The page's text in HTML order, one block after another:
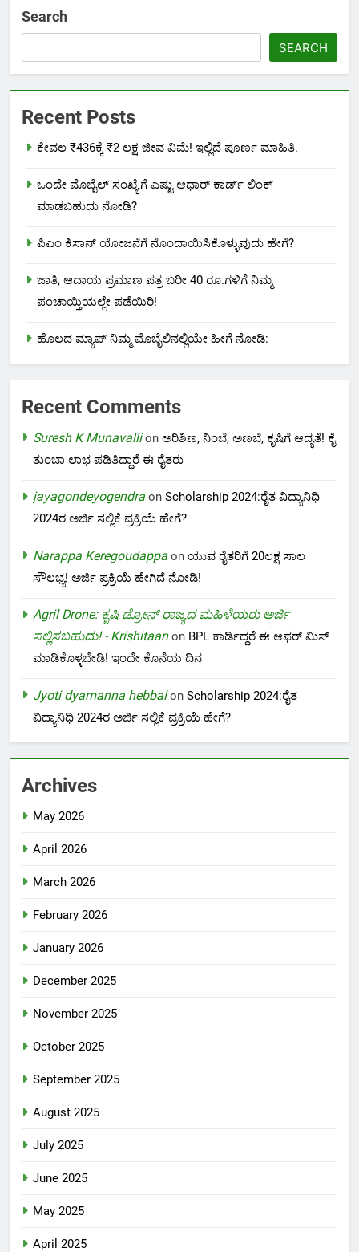
Search
SEARCH
Recent Posts
ಕೇವಲ ₹436ಕ್ಕೆ ₹2 ಲಕ್ಷ ಜೀವ ವಿಮೆ! ಇಲ್ಲಿದೆ ಪೂರ್ಣ ಮಾಹಿತಿ.
ಒಂದೇ ಮೊಬೈಲ್ ಸಂಖ್ಯೆಗೆ ಎಷ್ಟು ಆಧಾರ್ ಕಾರ್ಡ್ ಲಿಂಕ್
ಮಾಡಬಹುದು ನೋಡಿ?
ಪಿಎಂ ಕಿಸಾನ್ ಯೋಜನೆಗೆ ನೊಂದಾಯಿಸಿಕೊಳ್ಳುವುದು ಹೇಗೆ?
ಜಾತಿ, ಆದಾಯ ಪ್ರಮಾಣ ಪತ್ರ ಬರೀ 40 ರೂ.ಗಳಿಗೆ ನಿಮ್ಮ
ಪಂಚಾಯ್ತಿಯಲ್ಲೇ ಪಡೆಯಿರಿ!
ಹೊಲದ ಮ್ಯಾಪ್ ನಿಮ್ಮ ಮೊಬೈಲಿನಲ್ಲಿಯೇ ಹೀಗೆ ನೋಡಿ:
Recent Comments
Suresh K Munavallion ಅರಿಶಿಣ, ನಿಂಬೆ, ಅಣಬೆ, ಕೃಷಿಗೆ ಆದ್ಯತೆ! ಕೈ
ತುಂಬಾ ಲಾಭ ಪಡಿತಿದ್ದಾರೆ ಈ ರೈತರು
jayagondeyogendra on Scholarship 2024:ರೈತ ವಿದ್ಯಾನಿಧಿ
2024ರ ಅರ್ಜಿ ಸಲ್ಲಿಕೆ ಪ್ರಕ್ರಿಯೆ ಹೇಗೆ?
Narappa Keregoudappa on ಯುವ ರೈತರಿಗೆ 20ಲಕ್ಷ ಸಾಲ
ಸೌಲಭ್ಯ! ಅರ್ಜಿ ಪ್ರಕ್ರಿಯೆ ಹೇಗಿದೆ ನೋಡಿ!
Agril Drone: ಕೃಷಿ ಡ್ರೋನ್ ರಾಜ್ಯದ ಮಹಿಳೆಯರು ಅರ್ಜಿ
ಸಲ್ಲಿಸಬಹುದು! - Krishitaanon BPL ಕಾರ್ಡಿದ್ದರೆ ಈ ಆಫರ್ ಮಿಸ್
ಮಾಡಿಕೊಳ್ಳಬೇಡಿ! ಇಂದೇ ಕೊನೆಯ ದಿನ
Jyoti dyamanna hebbalon Scholarship 2024:ರೈತ
ವಿದ್ಯಾನಿಧಿ 2024ರ ಅರ್ಜಿ ಸಲ್ಲಿಕೆ ಪ್ರಕ್ರಿಯೆ ಹೇಗೆ?
Archives
May 2026
April 2026
March 2026
February 2026
January 2026
December 2025
November 2025
October 2025
September 2025
August 2025
July 2025
June 2025
May 2025
April 2025